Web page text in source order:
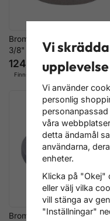
Bromskolv-adapter 5,
3/8"
124 kr
Finns i lager
Bromskolv-adapter 7, för
Vi
upplevelse
Vi använder
personlig
våra
detta ändamål
användarna,
enheter.
Klicka på "Okej"
eller välj vilka
vill stänga av
"Inställningar"